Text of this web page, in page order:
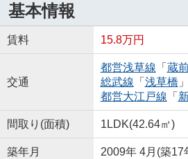
基本情報
賃料 15.8万円
交通
都営浅草線 「 蔵
総武線 「 浅草橋
都営大江戸線 「
間取り(面積) 1LDK(42.64㎡)
築年月 2009年 4月(築17